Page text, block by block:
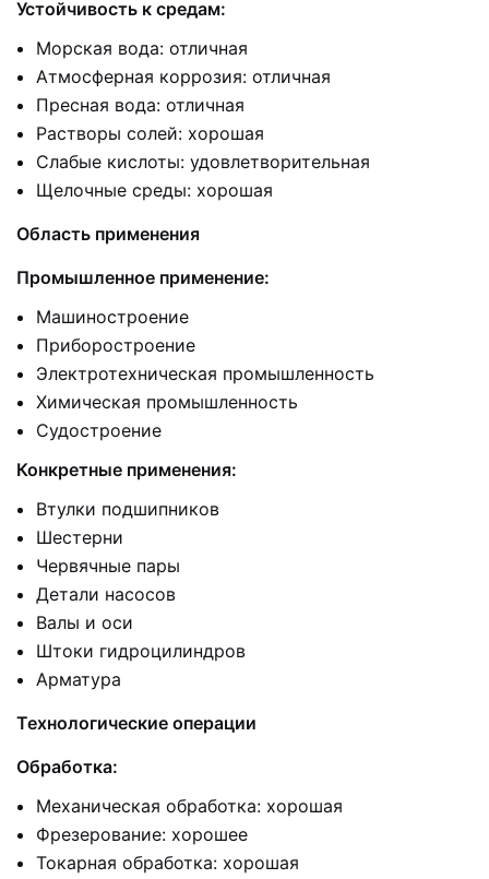
Устойчивость к средам:
Морская вода: отличная
Атмосферная коррозия: отличная
Пресная вода: отличная
Растворы солей: хорошая
Слабые кислоты: удовлетворительная
Щелочные среды: хорошая
Область применения
Промышленное применение:
Машиностроение
Приборостроение
Электротехническая промышленность
Химическая промышленность
Судостроение
Конкретные применения:
Втулки подшипников
Шестерни
Червячные пары
Детали насосов
Валы и оси
Штоки гидроцилиндров
Арматура
Технологические операции
Обработка:
Механическая обработка: хорошая
Фрезерование: хорошее
Токарная обработка: хорошая